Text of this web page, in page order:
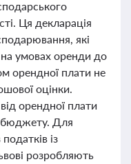
Ця декларація
які
умовах оренди до
орендної плати не
оцінки.
орендної плати
бюджету. Для
із
розробляють